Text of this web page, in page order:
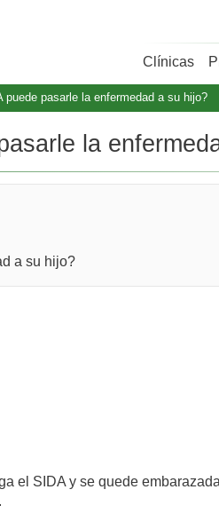
Clínicas
puede pasarle la enfermedad a su hijo?
la
a su hijo?
el SIDA y se quede